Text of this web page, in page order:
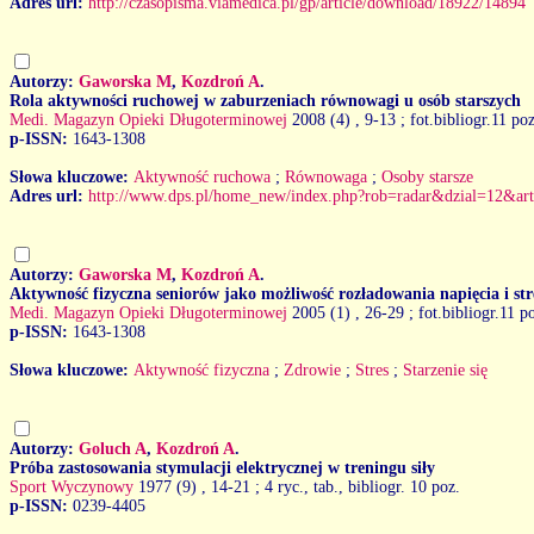
Autorzy: Gaworska M, Kozdroń A.
Rola aktywności ruchowej w zaburzeniach równowagi u osób starszych
Medi. Magazyn Opieki Długoterminowej 2008 (4)
, 9-13 ; fot.bibliogr.11 poz
p-ISSN: 1643-1308
Słowa kluczowe: Aktywność ruchowa ; Równowaga ; Osoby starsze
Adres url: http://www.dps.pl/home_new/
Autorzy: Gaworska M, Kozdroń A.
Aktywność fizyczna seniorów jako możliwość rozładowania napięcia i
Medi. Magazyn Opieki Długoterminowej 2005 (1)
, 26-29 ; fot.bibliogr.11
p-ISSN: 1643-1308
Słowa kluczowe: Aktywność fizyczna ; Zdrowie ; Stres ; Starzenie się
Autorzy: Goluch A, Kozdroń A.
Próba zastosowania stymulacji elektrycznej w treningu siły
Sport Wyczynowy 1977 (9)
, 14-21 ; 4 ryc., tab., bibliogr. 10 poz.
p-ISSN: 0239-4405